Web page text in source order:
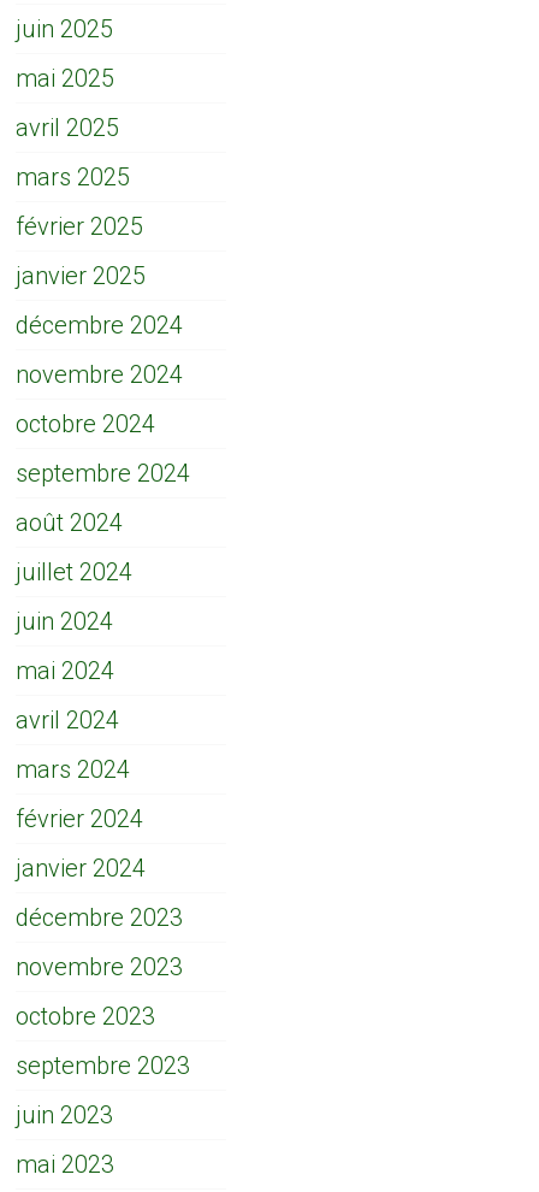
juin 2025
mai 2025
avril 2025
mars 2025
février 2025
janvier 2025
décembre 2024
novembre 2024
octobre 2024
septembre 2024
août 2024
juillet 2024
juin 2024
mai 2024
avril 2024
mars 2024
février 2024
janvier 2024
décembre 2023
novembre 2023
octobre 2023
septembre 2023
juin 2023
mai 2023